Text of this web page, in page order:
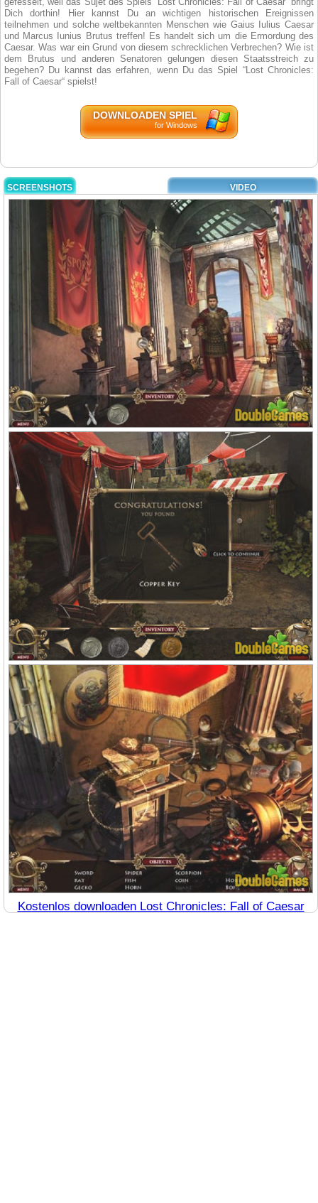
Dich dorthin! Hier kannst Du an wichtigen historischen Ereignissen
teilnehmen und solche weltbekannten Menschen wie Gaius Iulius Caesar
und Marcus Iunius Brutus treffen! Es handelt sich um die Ermordung des
Caesar. Was war ein Grund von diesem schrecklichen Verbrechen? Wie ist
dem Brutus und anderen Senatoren gelungen diesen Staatsstreich zu
begehen? Du kannst das erfahren, wenn Du das Spiel “Lost Chronicles:
Fall of Caesar“ spielst!
DOWNLOADEN SPIEL
for Windows
SCREENSHOTS VIDEO
Kostenlos downloaden Lost Chronicles: Fall of Caesar